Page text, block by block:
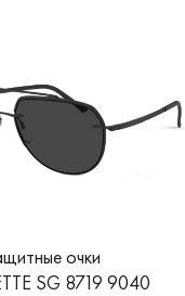
очки
SG 8719 9040